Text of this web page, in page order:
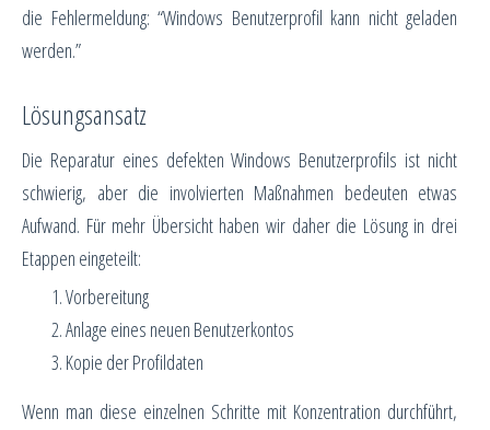
die Fehlermeldung: “Windows Benutzerprofil kann nicht geladen
werden.”
Lösungsansatz
Die Reparatur eines defekten Windows Benutzerprofils ist nicht
schwierig, aber die involvierten Maßnahmen bedeuten etwas
Aufwand. Für mehr Übersicht haben wir daher die Lösung in drei
Etappen eingeteilt:
Vorbereitung
Anlage eines neuen Benutzerkontos
Kopie der Profildaten
Wenn man diese einzelnen Schritte mit Konzentration durchführt,